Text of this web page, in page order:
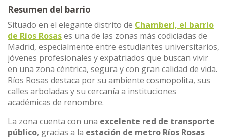
Resumen del barrio
Situado en el elegante distrito de Chamberí, el barrio
de Ríos Rosases una de las zonas más codiciadas de
Madrid, especialmente entre estudiantes universitarios,
jóvenes profesionales y expatriados que buscan vivir
en una zona céntrica, segura y con gran calidad de vida.
Ríos Rosas destaca por su ambiente cosmopolita, sus
calles arboladas y su cercanía a instituciones
académicas de renombre.
La zona cuenta con una excelente red de transporte
público, gracias a la estación de metro Ríos Rosas